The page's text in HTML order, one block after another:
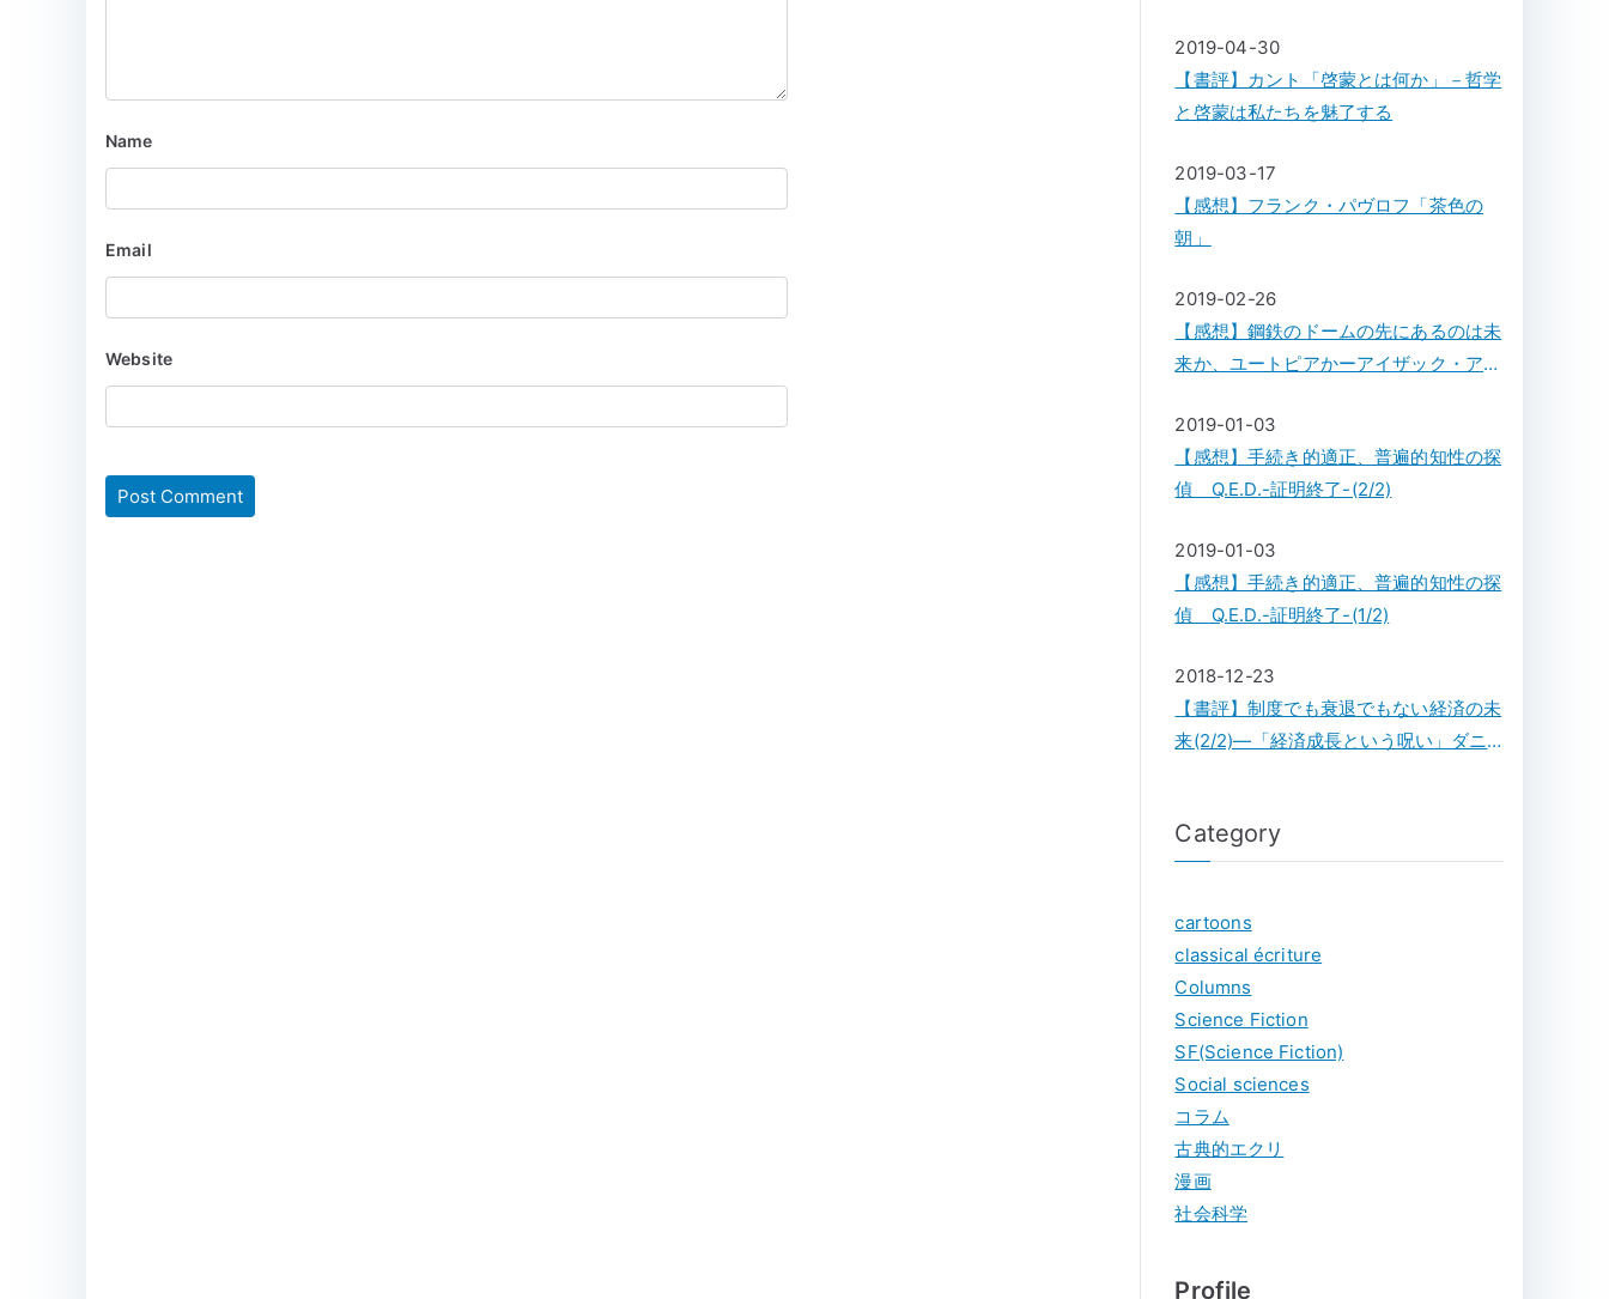
Name
Email
Website
2019-04-30
【書評】カント「啓蒙とは何か」－哲学
と啓蒙は私たちを魅了する
2019-03-17
【感想】フランク・パヴロフ「茶色の
朝」
2019-02-26
【感想】鋼鉄のドームの先にあるのは未
来か、ユートピアかーアイザック・アシ
2019-01-03
【感想】手続き的適正、普遍的知性の探
偵 Q.E.D.-証明終了-(2/2)
2019-01-03
【感想】手続き的適正、普遍的知性の探
偵 Q.E.D.-証明終了-(1/2)
2018-12-23
【書評】制度でも衰退でもない経済の未
来(2/2)―「経済成長という呪い」ダニ
Category
cartoons
classical écriture
Columns
Science Fiction
SF(Science Fiction)
Social sciences
コラム
古典的エクリ
漫画
社会科学
Profile